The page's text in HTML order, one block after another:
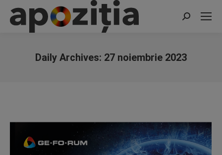
Search:
Daily Archives: 27 noiembrie 2023